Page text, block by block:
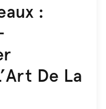
:
De La